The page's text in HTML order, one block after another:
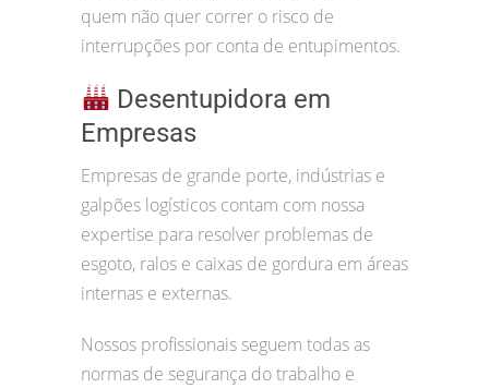
quem não quer correr o risco de
interrupções por conta de entupimentos.
Desentupidora em
Empresas
Empresas de grande porte, indústrias e
galpões logísticos contam com nossa
expertise para resolver problemas de
esgoto, ralos e caixas de gordura em áreas
internas e externas.
Nossos profissionais seguem todas as
normas de segurança do trabalho e